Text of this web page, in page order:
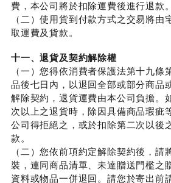
費，本公司將於扣除運費後進行退款。
（二）使用貨到付款方式之交易將由
取運費及貨款。
十一、退貨及契約解除權
（一）您得依消費者保護法第十九條
品後七日內，以退回全部或部分商品
解除契約，退貨運費由本公司負擔。
次以上之退貨時，除因具備商品瑕疵
公司得拒絕之，或於扣除第二次以後
款。
（二）您依前項約定解除契約後，請
裝，連同商品清單、未達贈送門檻之
資料或物品一併退回。請您於寄出前